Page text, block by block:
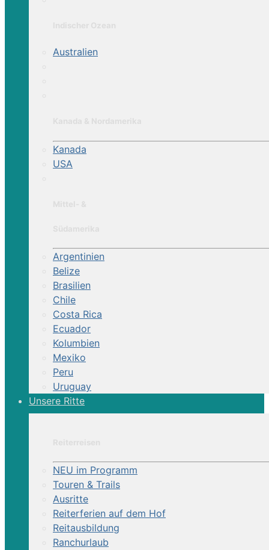
Australien
Kanada
USA
Argentinien
Belize
Brasilien
Chile
Costa Rica
Ecuador
Kolumbien
Mexiko
Peru
Uruguay
Unsere Ritte
NEU im Programm
Touren & Trails
Ausritte
Reiterferien auf dem Hof
Reitausbildung
Ranchurlaub